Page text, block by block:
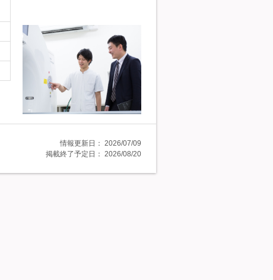
情報更新日： 2026/07/09
掲載終了予定日： 2026/08/20